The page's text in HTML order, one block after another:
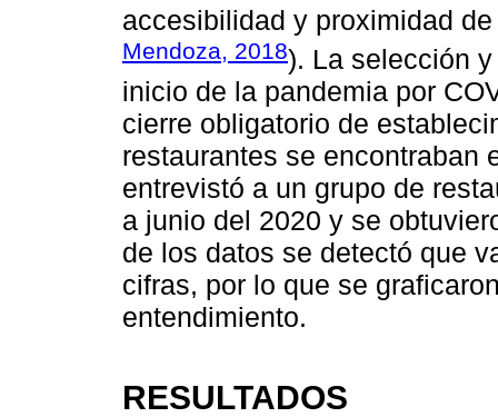
accesibilidad y proximidad
Mendoza, 2018). La selección
inicio de la pandemia por
cierre obligatorio de
restaurantes se encontraban
entrevistó a un grupo de
a junio del 2020 y se
de los datos se detectó que
cifras, por lo que se
entendimiento.
RESULTADOS